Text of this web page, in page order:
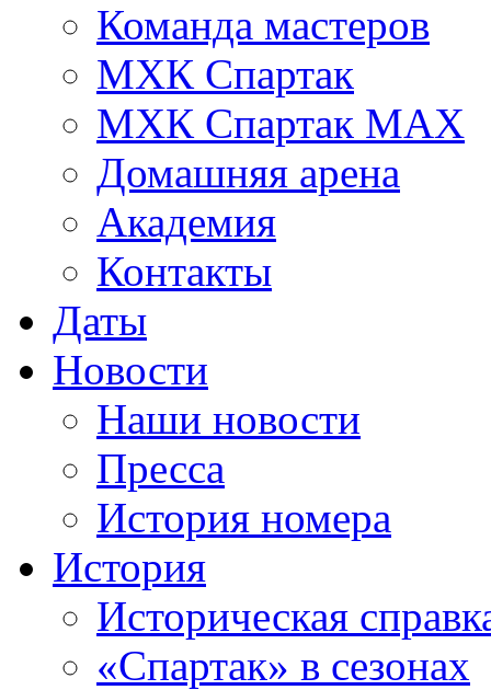
Команда мастеров
МХК Спартак
МХК Спартак МАХ
Домашняя арена
Академия
Контакты
Даты
Новости
Наши новости
Пресса
История номера
История
Историческая
«Спартак» в сезонах